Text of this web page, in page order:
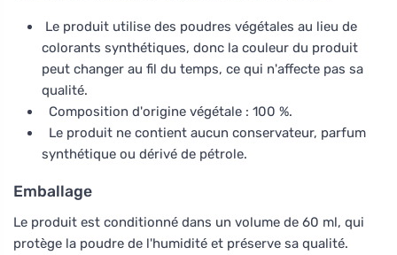
Le produit utilise des poudres végétales au lieu de
colorants synthétiques, donc la couleur du produit
peut changer au fil du temps, ce qui n'affecte pas sa
qualité.
Composition d'origine végétale : 100 %.
Le produit ne contient aucun conservateur, parfum
synthétique ou dérivé de pétrole.
Emballage
Le produit est conditionné dans un volume de 60 ml, qui
protège la poudre de l'humidité et préserve sa qualité.